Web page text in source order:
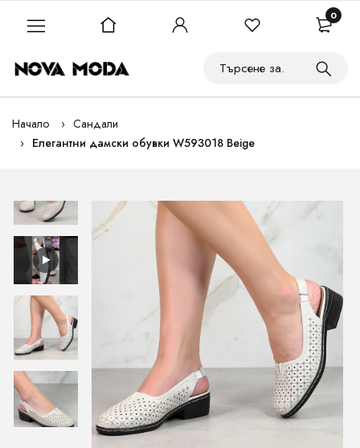
Начало
Сандали
Елегантни дамски обувки W593018 Beige
0